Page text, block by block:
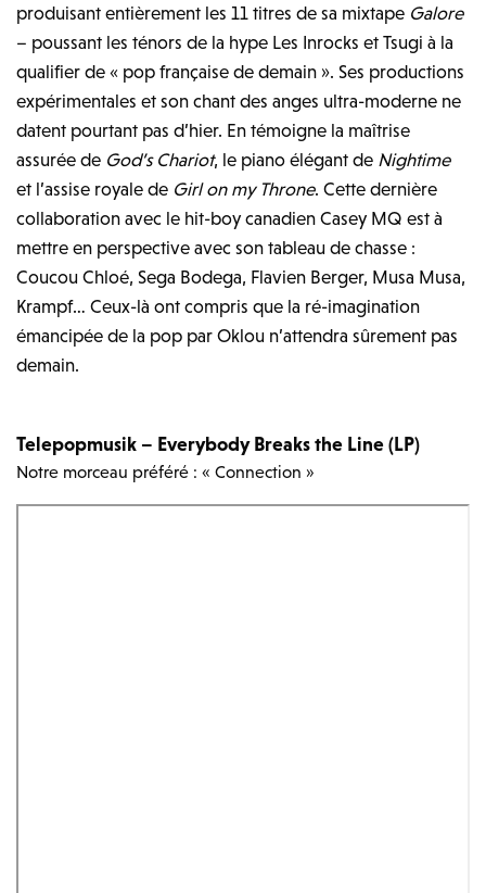
produisant entièrement les 11 titres de sa mixtape Galore
– poussant les ténors de la hype Les Inrocks et Tsugi à la
qualifier de « pop française de demain ». Ses productions
expérimentales et son chant des anges ultra-moderne ne
datent pourtant pas d’hier. En témoigne la maîtrise
assurée de God’s Chariot, le piano élégant de Nightime
et l’assise royale de Girl on my Throne. Cette dernière
collaboration avec le hit-boy canadien Casey MQ est à
mettre en perspective avec son tableau de chasse :
Coucou Chloé, Sega Bodega, Flavien Berger, Musa Musa,
Krampf… Ceux-là ont compris que la ré-imagination
émancipée de la pop par Oklou n’attendra sûrement pas
demain.
Telepopmusik – Everybody Breaks the Line (LP)
Notre morceau préféré : « Connection »